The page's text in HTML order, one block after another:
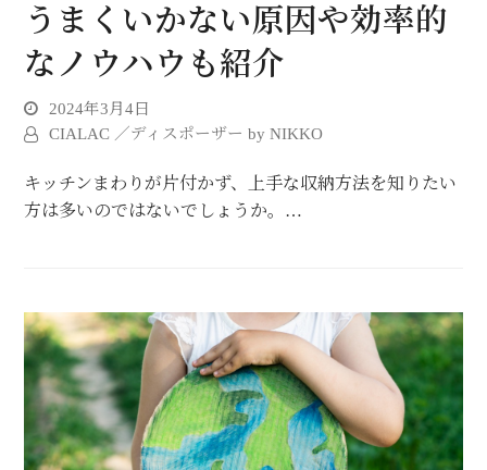
うまくいかない原因や効率的
なノウハウも紹介
2024年3月4日
CIALAC ／ディスポーザー by NIKKO
キッチンまわりが片付かず、上手な収納方法を知りたい
方は多いのではないでしょうか。…